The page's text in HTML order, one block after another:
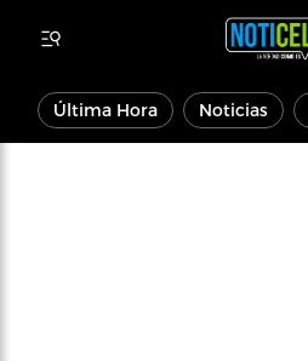
Última Hora Noticias